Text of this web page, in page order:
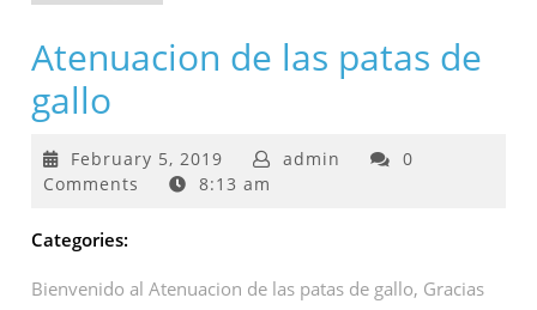
Atenuacion de las patas de
gallo
February 5, 2019 February
5,
admin
0
Comments
8:13 am
Categories:
Bienvenido al Atenuacion de las patas de gallo, Gracias